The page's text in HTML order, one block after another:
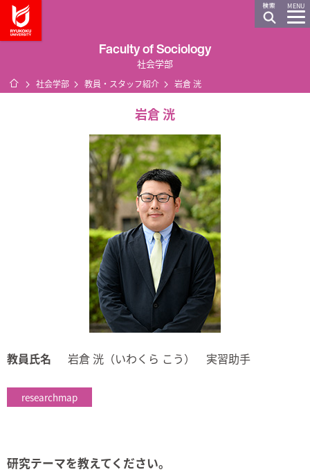
MENU
Faculty of Sociology
社会学部
ホーム
社会学部 教員・スタッフ紹介 岩倉 洸
岩倉 洸
教員氏名 岩倉 洸（いわくら こう） 実習助手
researchmap
研究テーマを教えてください。